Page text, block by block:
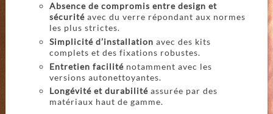
Absence de compromis entre design et
sécuritéavec du verre répondant aux normes
les plus strictes.
Simplicité d’installation avec des kits
complets et des fixations robustes.
Entretien faciliténotamment avec les
versions autonettoyantes.
Longévité et durabilitéassurée par des
matériaux haut de gamme.